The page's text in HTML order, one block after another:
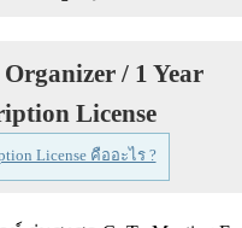
/ 1 Year
License
License คืออะไร ?